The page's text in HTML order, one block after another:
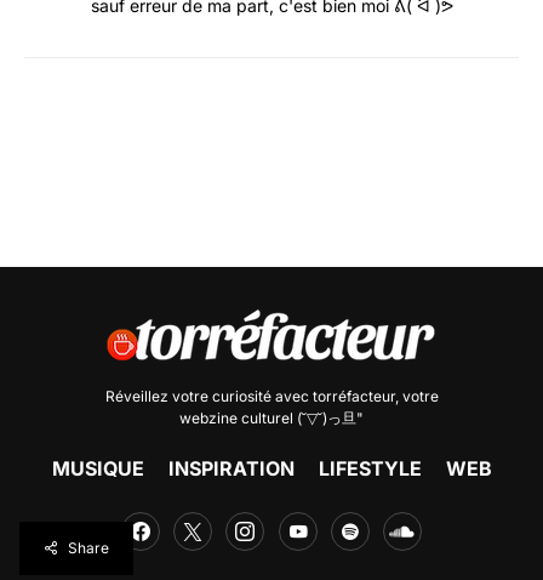
sauf erreur de ma part, c'est bien moi ᕕ( ᐛ )ᕗ
Réveillez votre curiosité avec torréfacteur, votre
webzine culturel (˘▽˘)っ旦"
MUSIQUE INSPIRATION LIFESTYLE WEB
Share